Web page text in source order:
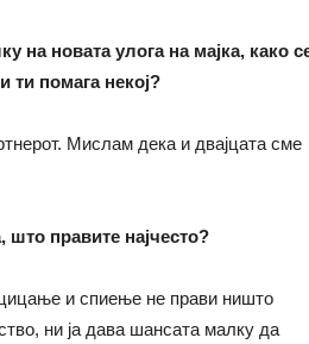
на новата улога на мајка, како
помага некој?
Мислам дека и двајцата сме
правите најчесто?
и спиење не прави ништо
ни ја дава шансата малку да